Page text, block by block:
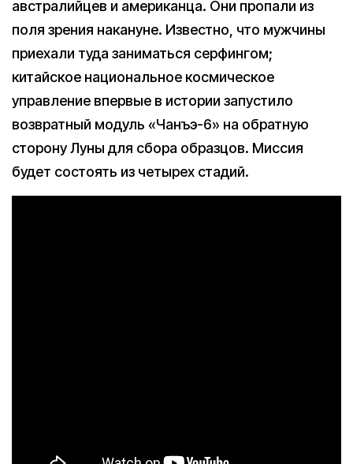
австралийцев и американца. Они пропали из
поля зрения накануне. Известно, что мужчины
приехали туда заниматься серфингом;
китайское национальное космическое
управление впервые в истории запустило
возвратный модуль «Чанъэ-6» на обратную
сторону Луны для сбора образцов. Миссия
будет состоять из четырех стадий.